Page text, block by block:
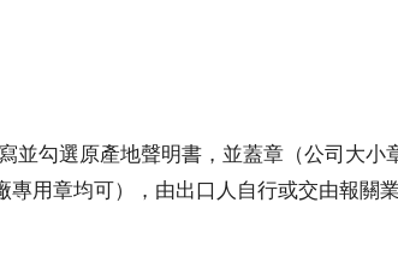
並勾選原產地聲明書，並蓋章（公司大小
用章均可），由出口人自行或交由報關